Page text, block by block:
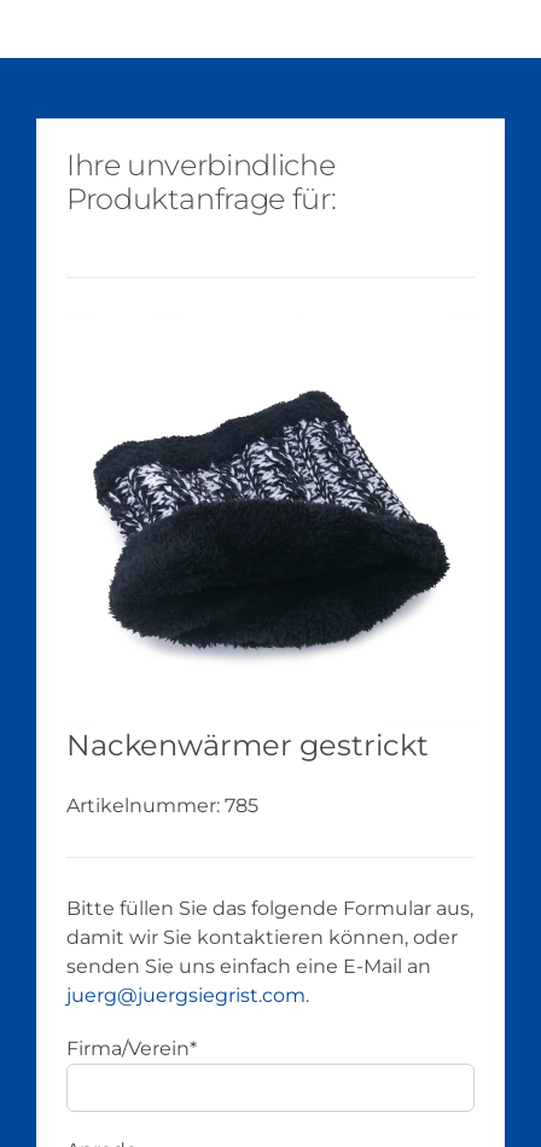
Ihre unverbindliche
Produktanfrage für:
Nackenwärmer gestrickt
Artikelnummer: 785
Bitte füllen Sie das folgende Formular aus,
damit wir Sie kontaktieren können, oder
senden Sie uns einfach eine E-Mail an
juerg@juergsiegrist.com.
Firma/Verein*